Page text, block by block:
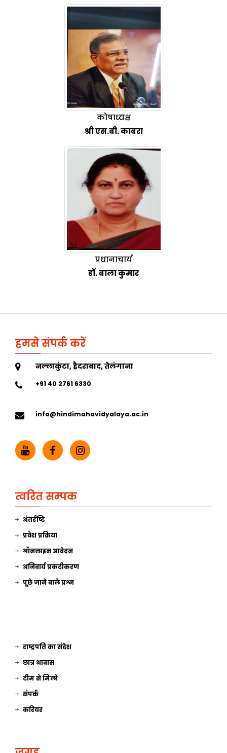
कोषाध्यक्ष
श्री एस.बी. काबरा
प्रधानाचार्य
डॉ. बाला कुमार
हमसे संपर्क करें
नल्लाकुंटा, हैदराबाद, तेलंगाना
+91 40 2761 6330
info@hindimahavidyalaya.ac.in
त्वरित सम्पक
अंतर्दृष्टि
प्रवेश प्रक्रिया
ऑनलाइन आवेदन
अनिवार्य प्रकटीकरण
पूछे जाने वाले प्रश्न
राष्ट्रपति का संदेश
छात्र आवास
टीम से मिलो
संपर्क
करियर